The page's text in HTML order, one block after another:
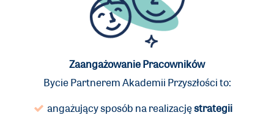
Zaangażowanie Pracowników
Bycie Partnerem Akademii Przyszłości to:
angażujący sposób na realizacjęstrategii